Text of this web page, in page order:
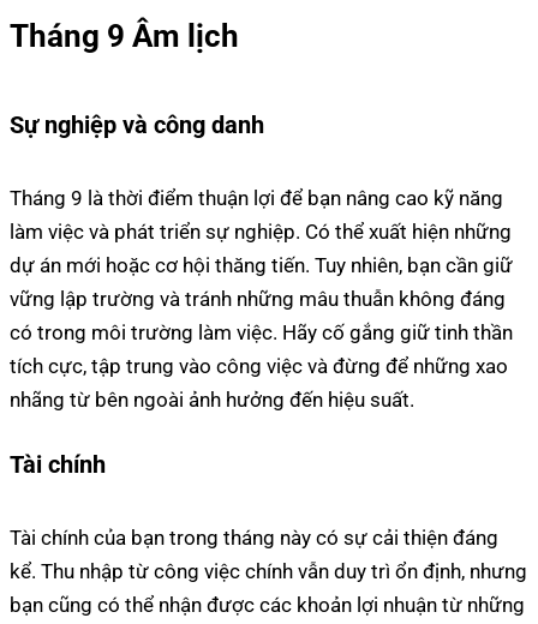
Tháng 9 Âm lịch
Sự nghiệp và công danh
Tháng 9 là thời điểm thuận lợi để bạn nâng cao kỹ năng
làm việc và phát triển sự nghiệp. Có thể xuất hiện những
dự án mới hoặc cơ hội thăng tiến. Tuy nhiên, bạn cần giữ
vững lập trường và tránh những mâu thuẫn không đáng
có trong môi trường làm việc. Hãy cố gắng giữ tinh thần
tích cực, tập trung vào công việc và đừng để những xao
nhãng từ bên ngoài ảnh hưởng đến hiệu suất.
Tài chính
Tài chính của bạn trong tháng này có sự cải thiện đáng
kể. Thu nhập từ công việc chính vẫn duy trì ổn định, nhưng
bạn cũng có thể nhận được các khoản lợi nhuận từ những